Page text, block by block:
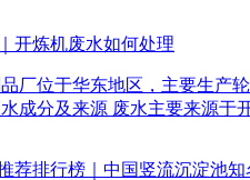
开炼机废水如何处理
厂位于华东地区，主要生产
成分及来源 废水主要来源
荐排行榜｜中国竖流沉淀池